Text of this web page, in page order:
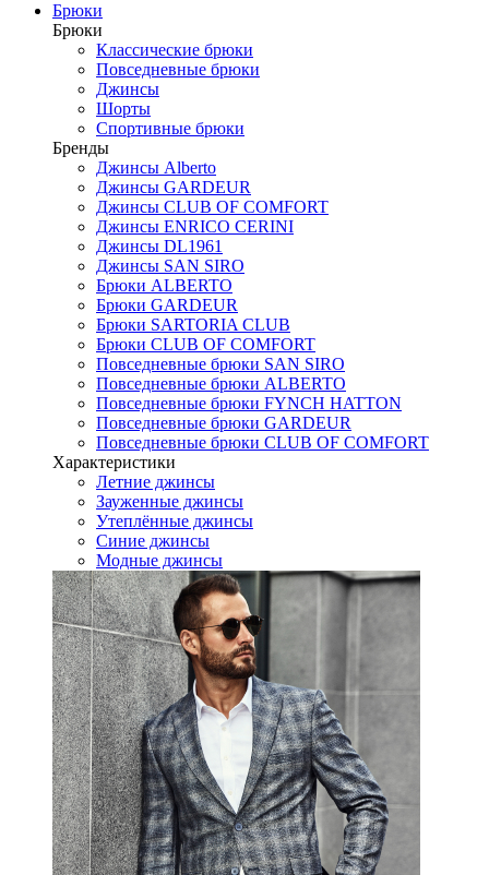
Брюки
Брюки
Классические брюки
Повседневные брюки
Джинсы
Шорты
Спортивные брюки
Бренды
Джинсы Alberto
Джинсы GARDEUR
Джинсы CLUB OF COMFORT
Джинсы ENRICO CERINI
Джинсы DL1961
Джинсы SAN SIRO
Брюки ALBERTO
Брюки GARDEUR
Брюки SARTORIA CLUB
Брюки CLUB OF COMFORT
Повседневные брюки SAN SIRO
Повседневные брюки ALBERTO
Повседневные брюки FYNCH HATTON
Повседневные брюки GARDEUR
Повседневные брюки CLUB OF COMFORT
Характеристики
Летние джинсы
Зауженные джинсы
Утеплённые джинсы
Синие джинсы
Модные джинсы